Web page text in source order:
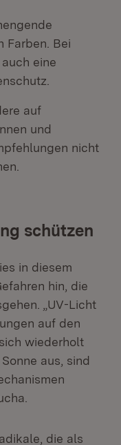
Farben. Bei
eine
auf
und
nicht
schützen
in diesem
hin, die
„UV-Licht
auf den
wiederholt
aus, sind
die als